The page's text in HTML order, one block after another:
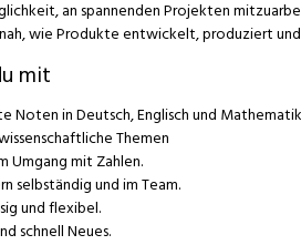
an spannenden Projekten
wie Produkte entwickelt, produziert
mit
Noten in Deutsch, Englisch und
Themen
Umgang mit Zahlen.
selbständig und im Team.
und flexibel.
schnell Neues.